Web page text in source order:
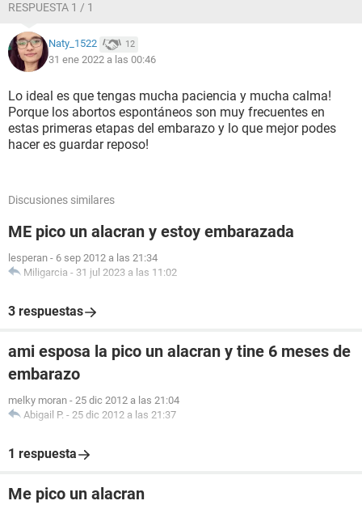
RESPUESTA 1 / 1
Naty_1522 12
31 ene 2022 a las 00:46
Lo ideal es que tengas mucha paciencia y mucha calma!
Porque los abortos espontáneos son muy frecuentes en
estas primeras etapas del embarazo y lo que mejor podes
hacer es guardar reposo!
Discusiones similares
ME pico un alacran y estoy embarazada
lesperan - 6 sep 2012 a las 21:34
Miligarcia - 31 jul 2023 a las 11:02
3 respuestas
ami esposa la pico un alacran y tine 6 meses de
embarazo
melky moran - 25 dic 2012 a las 21:04
Abigail P. - 25 dic 2012 a las 21:37
1 respuesta
Me pico un alacran